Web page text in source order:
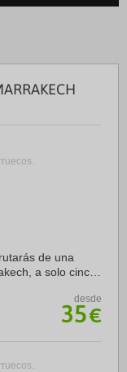
de una
a solo cinco
desde
35€